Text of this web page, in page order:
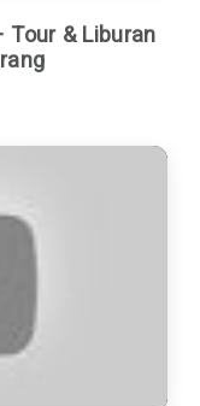
Tour & Liburan